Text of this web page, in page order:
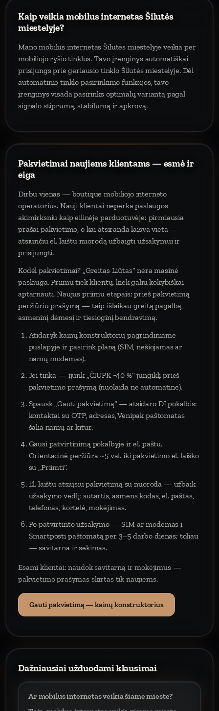
Kaip veikia mobilus internetas Šilutės
miestelyje?
Mano mobilus internetas Šilutės miestelyje veikia per
mobiliojo ryšio tinklus. Tavo įrenginys automatiškai
prisijungs prie geriausio tinklo Šilutės miestelyje. Dėl
automatinio tinklo pasirinkimo funkcijos, tavo
įrenginys visada pasirinks optimalų variantą pagal
signalo stiprumą, stabilumą ir apkrovą.
Pakvietimai naujiems klientams — esmė ir
eiga
Dirbu vienas — boutique mobiliojo interneto
operatorius. Nauji klientai neperka paslaugos
akimirksniu kaip eilinėje parduotuvėje: pirmiausia
prašai pakvietimo, o kai atsiranda laisva vieta —
atsiunčiu el. laištu nuorodą užbaigti užsakymui ir
prisijungti.
Kodėl pakvietimai? „Greitas Liūtas“ nėra masinė
paslauga. Priimu tiek klientų, kiek galiu kokybiškai
aptarnauti. Naujus priimu etapais; prieš pakvietimą
peržiūriu prašymą — taip išlaikau greitą pagalbą,
asmeninį dėmesį ir tiesioginį bendravimą.
Atidaryk kainų konstruktorių pagrindiniame
puslapyje ir pasirink planą (SIM, nešiojamas ar
namų modemas).
Jei tinka — įjunk „ČIUPK −40 %“ jungiklį prieš
pakvietimo prašymą (nuolaida ne automatinė).
Spausk „Gauti pakvietimą“ — atsidaro DI pokalbis:
kontaktai su OTP, adresas, Venipak paštomatas
šalia namų ar kitur.
Gausi patvirtinimą pokalbyje ir el. paštu.
Orientacinė peržiūra ~5 val. iki pakvietimo el. laiško
su „Priimti“.
El. laištu atsiųsiu pakvietimą su nuoroda — užbaik
užsakymo vedlį: sutartis, asmens kodas, el. paštas,
telefonas, kortelė, mokėjimas.
Po patvirtinto užsakymo — SIM ar modemas į
Smartposti paštomatą per 3–5 darbo dienas; toliau
— savitarna ir sekimas.
Esami klientai: naudok savitarną ir mokėjimus —
pakvietimo prašymas skirtas tik naujiems.
Gauti pakvietimą — kainų konstruktorius
Dažniausiai užduodami klausimai
Ar mobilus internetas veikia šiame mieste?